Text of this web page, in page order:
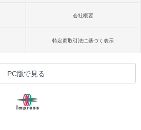
会社概要
特定商取引法に基づく表示
PC版で見る